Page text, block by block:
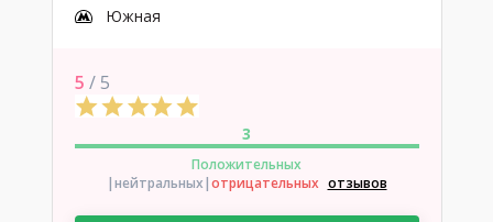
Южная
5 / 5
3
Положительных
|нейтральных|отрицательных отзывов